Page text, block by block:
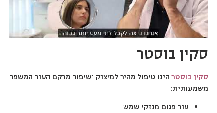
סקין בוסטר
סקין בוסטרהינו טיפול מהיר למיצוק ושיפור מרקם העור המשפר
משמעותית:
עור פגום מנזקי שמש